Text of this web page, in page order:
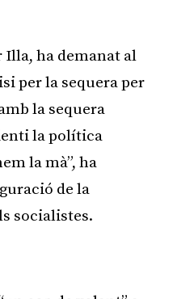
Illa, ha demanat al
per la sequera per
la sequera
la política
la mà”, ha
de la
socialistes.